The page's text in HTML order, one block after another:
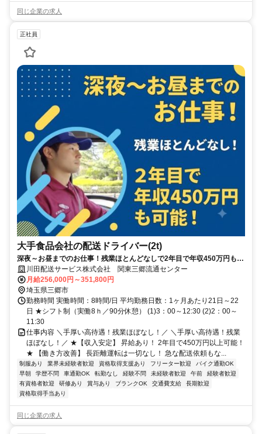
同じ企業の求人
正社員
大手食品会社の配送ドライバー(2t)
深夜～お昼までのお仕事！残業ほとんどなしで2年目で年収450万円も可
能！川田配送サービス株式会社 関東三郷流通センター
月給256,000円～351,800円
埼玉県三郷市
勤務時間 実働時間：8時間/日 平均勤務日数：1ヶ月あたり21日～22
日 ★シフト制（実働8ｈ／90分休憩） (1)3：00～12:30 (2)2：00～
11:30
仕事内容 ＼手厚い高待遇！残業ほぼなし！／ ＼手厚い高待遇！残業
ほぼなし！／ ★【収入安定】 昇給あり！ 2年目で450万円以上可能！
★ 【働き方改善】 長距離運転は一切なし！ 急な配送依頼もな...
制服あり 業界未経験者歓迎 資格取得支援あり フリーター歓迎
バイク通勤OK
早朝
学歴不問 車通勤OK 転勤なし 経験不問 未経験者歓迎 午前
経験者歓迎
有資格者歓迎
研修あり 賞与あり ブランクOK 交通費支給
長期歓迎
資格取得手当あり
同じ企業の求人